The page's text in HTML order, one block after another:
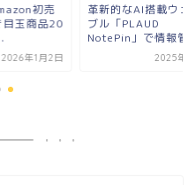
初売
目玉商品20
2026年1月2日
革新的なAI搭載ウェ
ブル「PLAUD
NotePin」で情報管
2025年4